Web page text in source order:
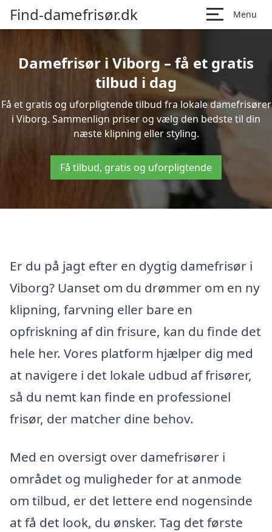
Find-damefrisør.dk Menu
Damefrisør i Viborg – få et gratis
tilbud i dag
Få et gratis og uforpligtende tilbud fra lokale damefrisører
i Viborg. Sammenlign priser og vælg den bedste til din
næste klipning eller styling.
Få tilbud, gratis og uforpligtende
Er du på jagt efter en dygtig damefrisør i
Viborg? Uanset om du drømmer om en ny
klipning, farvning eller bare en
opfriskning af din frisure, kan du finde det
hele her. Vores platform hjælper dig med
at navigere i det lokale udbud af frisører,
så du nemt kan finde en professionel
frisør, der matcher dine behov.
Med en oversigt over damefrisører i
området og muligheder for at anmode
om tilbud, er det lettere end nogensinde
at få det look, du ønsker. Tag det første